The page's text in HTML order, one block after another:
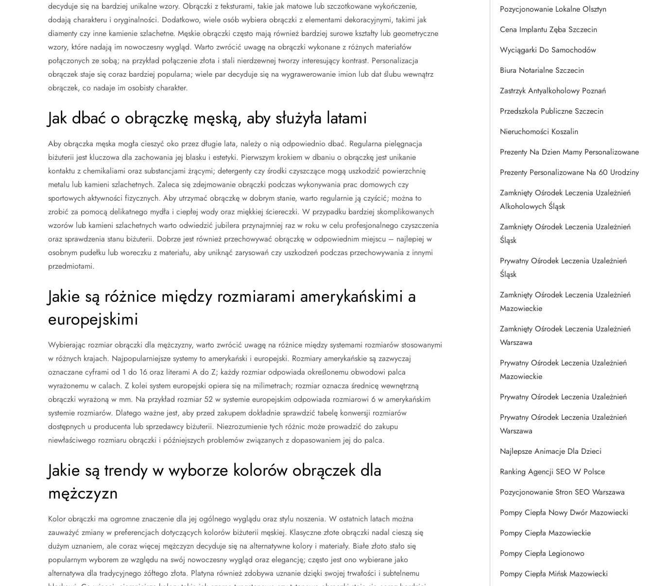
decyduje się na bardziej unikalne wzory. Obrączki z teksturami, takie jak matowe lub szczotkowane wykończenie,
dodają charakteru i oryginalności. Dodatkowo, wiele osób wybiera obrączki z elementami dekoracyjnymi, takimi jak
diamenty czy inne kamienie szlachetne. Męskie obrączki często mają również bardziej surowe kształty lub geometryczne
wzory, które nadają im nowoczesny wygląd. Warto zwrócić uwagę na obrączki wykonane z różnych materiałów
połączonych ze sobą; na przykład połączenie złota i stali nierdzewnej tworzy interesujący kontrast. Personalizacja
obrączek staje się coraz bardziej popularna; wiele par decyduje się na wygrawerowanie imion lub dat ślubu wewnątrz
obrączek, co nadaje im osobisty charakter.
Jak dbać o obrączkę męską, aby służyła latami
Aby obrączka męska mogła cieszyć oko przez długie lata, należy o nią odpowiednio dbać. Regularna pielęgnacja
biżuterii jest kluczowa dla zachowania jej blasku i estetyki. Pierwszym krokiem w dbaniu o obrączkę jest unikanie
kontaktu z chemikaliami oraz substancjami żrącymi; detergenty czy środki czyszczące mogą uszkodzić powierzchnię
metalu lub kamieni szlachetnych. Zaleca się zdejmowanie obrączki podczas wykonywania prac domowych czy
sportowych aktywności fizycznych. Aby utrzymać obrączkę w dobrym stanie, warto regularnie ją czyścić; można to
zrobić za pomocą delikatnego mydła i ciepłej wody oraz miękkiej ściereczki. W przypadku bardziej skomplikowanych
wzorów lub kamieni szlachetnych warto odwiedzić jubilera przynajmniej raz w roku w celu profesjonalnego czyszczenia
oraz sprawdzenia stanu biżuterii. Dobrze jest również przechowywać obrączkę w odpowiednim miejscu – najlepiej w
osobnym pudełku lub woreczku z materiału, aby uniknąć zarysowań czy uszkodzeń podczas przechowywania z innymi
przedmiotami.
Jakie są różnice między rozmiarami amerykańskimi a
europejskimi
Wybierając rozmiar obrączki dla mężczyzny, warto zwrócić uwagę na różnice między systemami rozmiarów stosowanymi
w różnych krajach. Najpopularniejsze systemy to amerykański i europejski. Rozmiary amerykańskie są zazwyczaj
oznaczane cyframi od 1 do 16 oraz literami A do Z; każdy rozmiar odpowiada określonemu obwodowi palca
wyrażonemu w calach. Z kolei system europejski opiera się na milimetrach; rozmiar oznacza średnicę wewnętrzną
obrączki wyrażoną w mm. Na przykład rozmiar 52 w systemie europejskim odpowiada rozmiarowi 6 w amerykańskim
systemie rozmiarów. Dlatego ważne jest, aby przed zakupem dokładnie sprawdzić tabelę konwersji rozmiarów
dostępnych u producenta lub sprzedawcy biżuterii. Niezrozumienie tych różnic może prowadzić do zakupu
niewłaściwego rozmiaru obrączki i późniejszych problemów związanych z dopasowaniem jej do palca.
Jakie są trendy w wyborze kolorów obrączek dla
mężczyzn
Kolor obrączki ma ogromne znaczenie dla jej ogólnego wyglądu oraz stylu noszenia. W ostatnich latach można
zauważyć zmiany w preferencjach dotyczących kolorów biżuterii męskiej. Klasyczne złote obrączki nadal cieszą się
dużym uznaniem, ale coraz więcej mężczyzn decyduje się na alternatywne kolory i materiały. Białe złoto stało się
popularnym wyborem ze względu na swój nowoczesny wygląd oraz elegancję; często jest ono wybierane jako
alternatywa dla tradycyjnego żółtego złota. Platyna również zdobywa uznanie dzięki swojej trwałości i subtelnemu
Pozycjonowanie Lokalne Olsztyn
Cena Implantu Zęba Szczecin
Wyciągarki Do Samochodów
Biura Notarialne Szczecin
Zastrzyk Antyalkoholowy Poznań
Przedszkola Publiczne Szczecin
Nieruchomości Koszalin
Prezenty Na Dzien Mamy Personalizowane
Prezenty Personalizowane Na 60 Urodziny
Zamknięty Ośrodek Leczenia Uzależnień
Alkoholowych Śląsk
Zamknięty Ośrodek Leczenia Uzależnień
Śląsk
Prywatny Ośrodek Leczenia Uzależnień
Śląsk
Zamknięty Ośrodek Leczenia Uzależnień
Mazowieckie
Zamknięty Ośrodek Leczenia Uzależnień
Warszawa
Prywatny Ośrodek Leczenia Uzależnień
Mazowieckie
Prywatny Ośrodek Leczenia Uzależnień
Prywatny Ośrodek Leczenia Uzależnień
Warszawa
Najlepsze Animacje Dla Dzieci
Ranking Agencji SEO W Polsce
Pozycjonowanie Stron SEO Warszawa
Pompy Ciepła Nowy Dwór Mazowiecki
Pompy Ciepła Mazowieckie
Pompy Ciepła Legionowo
Pompy Ciepła Mińsk Mazowiecki